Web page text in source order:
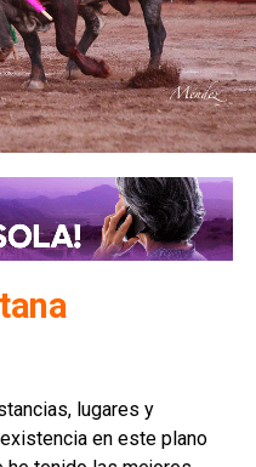
lugares y
en este plano